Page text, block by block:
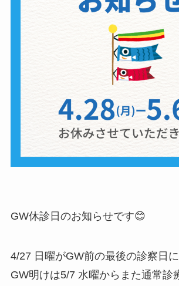
GW休診日のお知らせです😊
4/27 日曜がGW前の最後の診察日
GW明けは5/7 水曜からまた通常